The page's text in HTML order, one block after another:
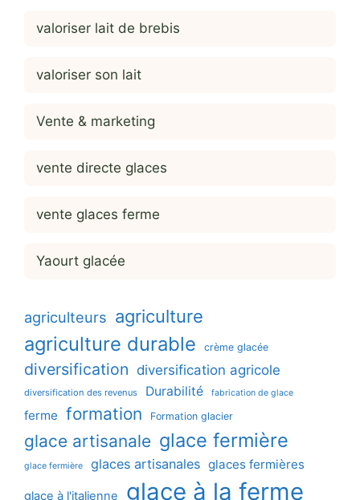
valoriser lait de brebis
valoriser son lait
Vente & marketing
vente directe glaces
vente glaces ferme
Yaourt glacée
agriculteurs agriculture
agriculture durable crème glacée
diversification diversification agricole
diversification des revenus Durabilité fabrication de glace
ferme formation Formation glacier
glace artisanale glace fermière
glace fermière glaces artisanales glaces fermières
glace à l'italienne glace à la ferme